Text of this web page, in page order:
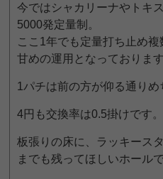
今ではシャカリーナやトキ
5000発定量制。
ここ1年でも定量打ち止め
甘めの運用となっております
1パチは前の方が仰る通りめ
4円も交換率は0.5掛けです。
板張りの床に、ラッキース
までも残ってほしいホールで